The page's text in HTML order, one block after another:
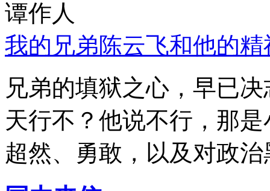
谭作人
我的兄弟陈云飞和他的
兄弟的填狱之心，早已
天行不？他说不行，那
超然、勇敢，以及对政